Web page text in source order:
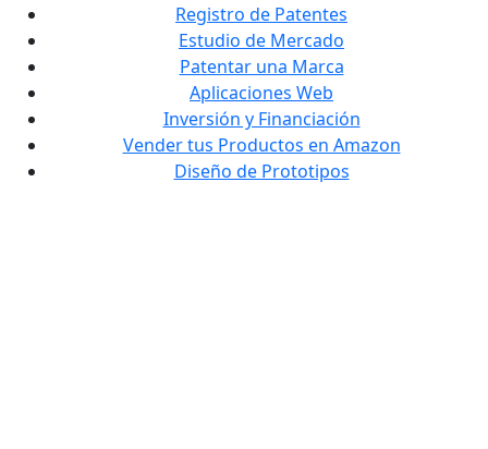
Registro de Patentes
Estudio de Mercado
Patentar una Marca
Aplicaciones Web
Inversión y Financiación
Vender tus Productos en Amazon
Diseño de Prototipos